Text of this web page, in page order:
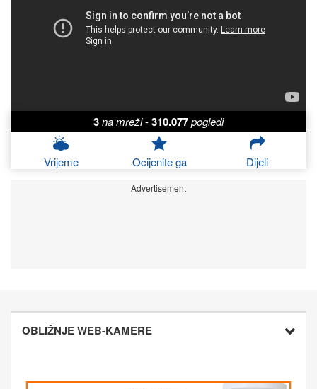
3na mreži-310.077pogledi
Vrijeme Ocijenite ga Dijeli
Advertisement
OBLIŽNJE WEB-KAMERE